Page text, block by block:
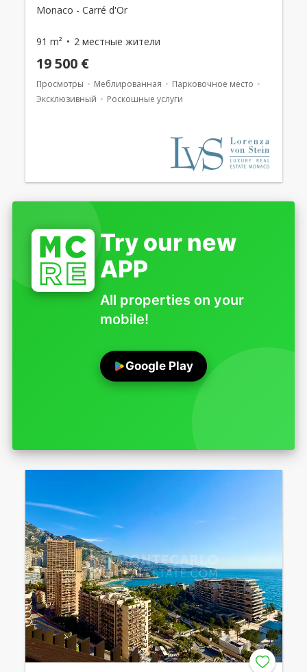
Monaco - Carré d'Or
91 m² 2 местные жители
19 500 €
Просмотры Меблированная
Парковочное место
Эксклюзивный
Роскошные услуги
Try our new
APP
All properties on your
mobile!
Google Play